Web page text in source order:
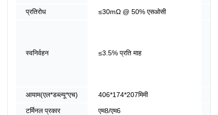
प्रतिरोध ≤30mΩ @ 50% एसओसी
स्वनिर्वहन ≤3.5% प्रति माह
आयाम(एल*डब्ल्यू*एच) 406*174*207मिमी
टर्मिनल प्रकार एम8/एम6